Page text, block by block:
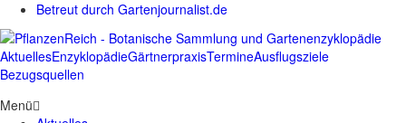
Betreut durch Gartenjournalist.de
AktuellesEnzyklopädieGärtnerpraxisTermineAusflugsziele
Bezugsquellen
Menü